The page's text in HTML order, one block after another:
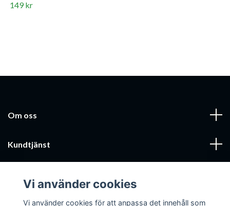
149 kr
Om oss
Kundtjänst
Sociala medier
Vi använder cookies
Vi använder cookies för att anpassa det innehåll som